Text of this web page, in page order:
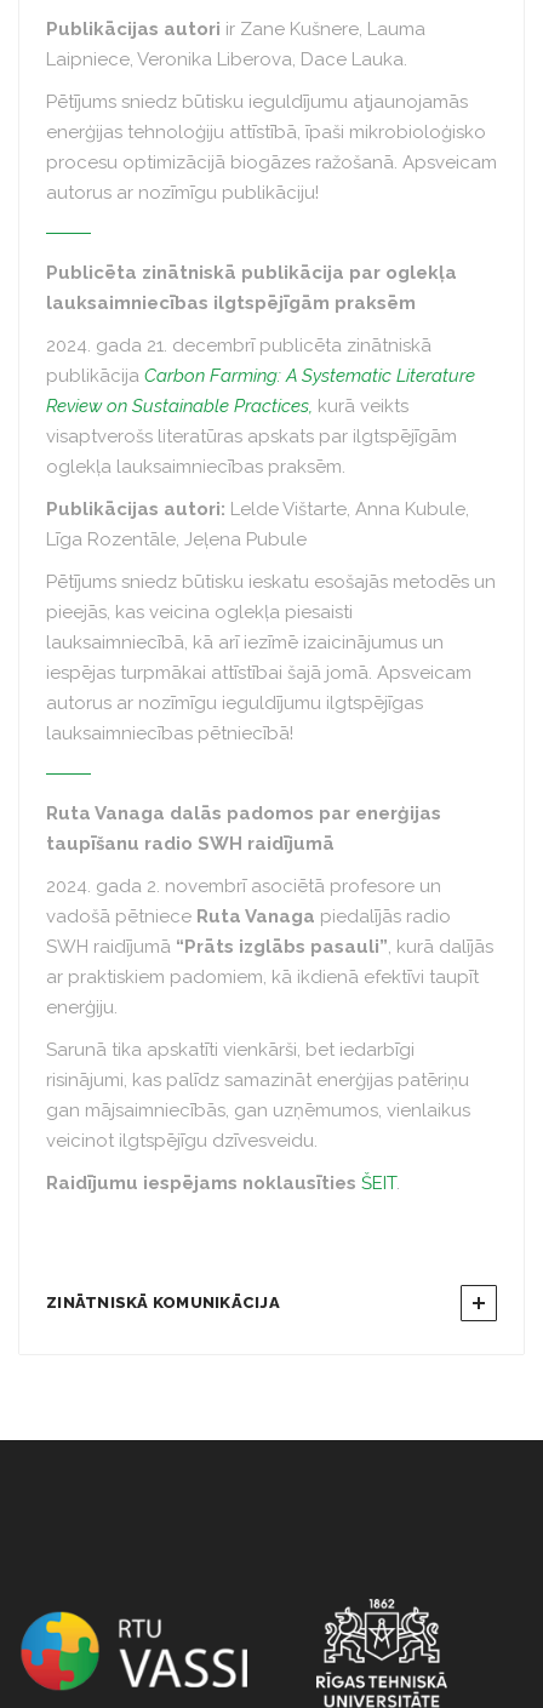
Publikācijas autori ir Zane Kušnere, Lauma
Laipniece, Veronika Liberova, Dace Lauka.
Pētījums sniedz būtisku ieguldījumu atjaunojamās
enerģijas tehnoloģiju attīstībā, īpaši mikrobioloģisko
procesu optimizācijā biogāzes ražošanā. Apsveicam
autorus ar nozīmīgu publikāciju!
Publicēta zinātniskā publikācija par oglekļa
lauksaimniecības ilgtspējīgām praksēm
2024. gada 21. decembrī publicēta zinātniskā
publikācija Carbon Farming: A Systematic Literature
Review on Sustainable Practices, kurā veikts
visaptverošs literatūras apskats par ilgtspējīgām
oglekļa lauksaimniecības praksēm.
Publikācijas autori: Lelde Vištarte, Anna Kubule,
Līga Rozentāle, Jeļena Pubule
Pētījums sniedz būtisku ieskatu esošajās metodēs un
pieejās, kas veicina oglekļa piesaisti
lauksaimniecībā, kā arī iezīmē izaicinājumus un
iespējas turpmākai attīstībai šajā jomā. Apsveicam
autorus ar nozīmīgu ieguldījumu ilgtspējīgas
lauksaimniecības pētniecībā!
Ruta Vanaga dalās padomos par enerģijas
taupīšanu radio SWH raidījumā
2024. gada 2. novembrī asociētā profesore un
vadošā pētniece Ruta Vanaga piedalījās radio
SWH raidījumā “Prāts izglābs pasauli”, kurā dalījās
ar praktiskiem padomiem, kā ikdienā efektīvi taupīt
enerģiju.
Sarunā tika apskatīti vienkārši, bet iedarbīgi
risinājumi, kas palīdz samazināt enerģijas patēriņu
gan mājsaimniecībās, gan uzņēmumos, vienlaikus
veicinot ilgtspējīgu dzīvesveidu.
Raidījumu iespējams noklausīties ŠEIT.
ZINĀTNISKĀ KOMUNIKĀCIJA